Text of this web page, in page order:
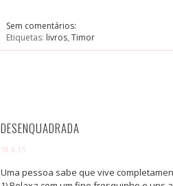
Sem comentários:
Etiquetas: livros, Timor
DESENQUADRADA
18.6.15
Uma pessoa sabe que vive